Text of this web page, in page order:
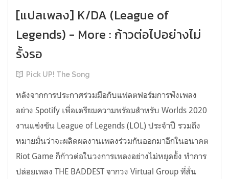
[แปลเพลง] K/DA (League of
Legends) - More : ก้าวต่อไปอย่างไม่
รั้งรอ
Pick UP! The Song
หลังจากการประกาศร่วมมือกับแฟลตฟอร์มการฟังเพลง
อย่าง Spotify เพื่อเตรียมความพร้อมสำหรับ Worlds 2020
งานแข่งขัน League of Legends (LOL) ประจำปี รวมถึง
หมายมั่นว่าจะผลิดผลงานเพลงร่วมกันออกมาอีกในอนาคต
Riot Game ก็ก้าวต่อในวงการเพลงอย่างไม่หยุดยั้ง ทำการ
ปล่อยเพลง THE BADDEST จากวง Virtual Group ที่สั่น